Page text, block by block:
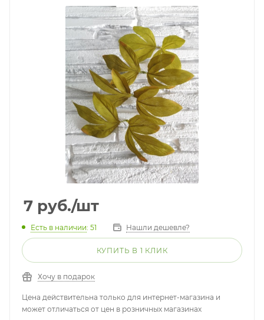
7 руб./шт
Есть в наличии: 51 Нашли дешевле?
КУПИТЬ В 1 КЛИК
Хочу в подарок
Цена действительна только для интернет-магазина и
может отличаться от цен в розничных магазинах